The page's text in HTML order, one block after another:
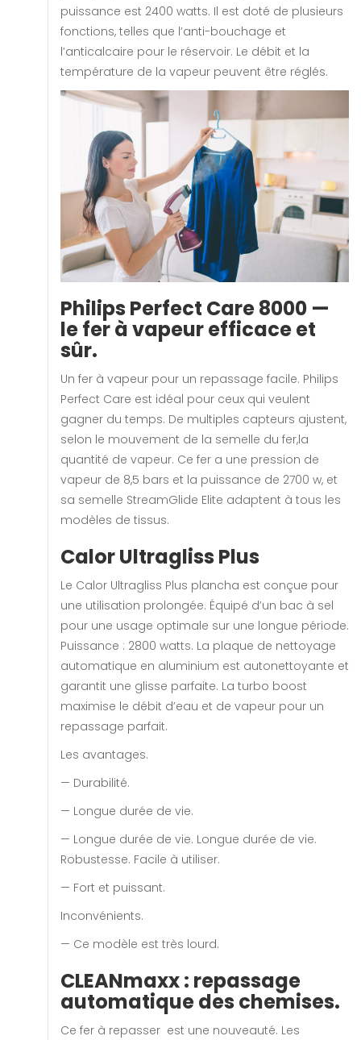
puissance est 2400 watts. Il est doté de plusieurs
fonctions, telles que l’anti-bouchage et
l’anticalcaire pour le réservoir. Le débit et la
température de la vapeur peuvent être réglés.
Philips Perfect Care 8000 —
le fer à vapeur efficace et
sûr.
Un fer à vapeur pour un repassage facile. Philips
Perfect Care est idéal pour ceux qui veulent
gagner du temps. De multiples capteurs ajustent,
selon le mouvement de la semelle du fer,la
quantité de vapeur. Ce fer a une pression de
vapeur de 8,5 bars et la puissance de 2700 w, et
sa semelle StreamGlide Elite adaptent à tous les
modèles de tissus.
Calor Ultragliss Plus
Le Calor Ultragliss Plus plancha est conçue pour
une utilisation prolongée. Équipé d’un bac à sel
pour une usage optimale sur une longue période.
Puissance : 2800 watts. La plaque de nettoyage
automatique en aluminium est autonettoyante et
garantit une glisse parfaite. La turbo boost
maximise le débit d’eau et de vapeur pour un
repassage parfait.
Les avantages.
— Durabilité.
— Longue durée de vie.
— Longue durée de vie. Longue durée de vie.
Robustesse. Facile à utiliser.
— Fort et puissant.
Inconvénients.
— Ce modèle est très lourd.
CLEANmaxx : repassage
automatique des chemises.
Ce fer à repasser est une nouveauté. Les